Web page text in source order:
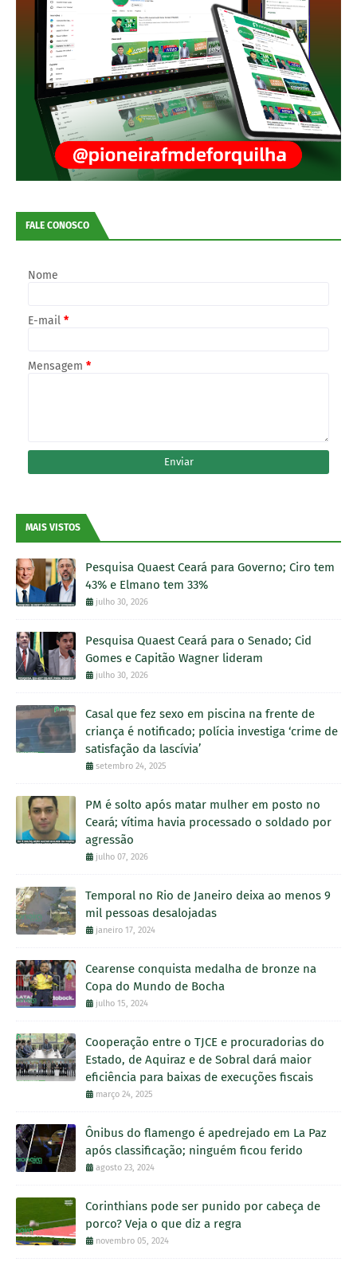
FALE CONOSCO
Nome
E-mail *
Mensagem *
MAIS VISTOS
Pesquisa Quaest Ceará para Governo; Ciro tem
43% e Elmano tem 33%
julho 30, 2026
Pesquisa Quaest Ceará para o Senado; Cid
Gomes e Capitão Wagner lideram
julho 30, 2026
Casal que fez sexo em piscina na frente de
criança é notificado; polícia investiga ‘crime de
satisfação da lascívia’
setembro 24, 2025
PM é solto após matar mulher em posto no
Ceará; vítima havia processado o soldado por
agressão
julho 07, 2026
Temporal no Rio de Janeiro deixa ao menos 9
mil pessoas desalojadas
janeiro 17, 2024
Cearense conquista medalha de bronze na
Copa do Mundo de Bocha
julho 15, 2024
Cooperação entre o TJCE e procuradorias do
Estado, de Aquiraz e de Sobral dará maior
eficiência para baixas de execuções fiscais
março 24, 2025
Ônibus do flamengo é apedrejado em La Paz
após classificação; ninguém ficou ferido
agosto 23, 2024
Corinthians pode ser punido por cabeça de
porco? Veja o que diz a regra
novembro 05, 2024